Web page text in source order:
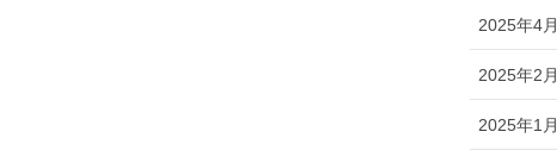
2025年4月
2025年2月
2025年1月